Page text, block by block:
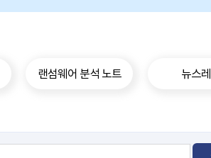
랜섬웨어 분석 노트 뉴스